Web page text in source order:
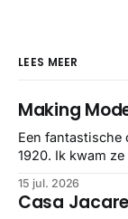
LEES MEER
Making
Een fantastische
1920. Ik kwam
gebundeld in
stuk netter
15 jul. 2026
Casa